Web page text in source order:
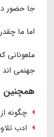
جا حضور
اما ما
ملعونانى
جهنمى اند
همچنین
چگونه
ادب